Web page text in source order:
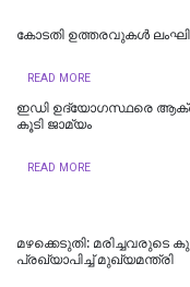
കോടതി ഉത്തരവുകൾ
READ MORE
ഇഡി ഉദ്യോഗസ്ഥരെ
കൂടി ജാമ്യം
READ MORE
മഴക്കെടുതി:
പ്രഖ്യാപിച്ച് മുഖ്യമന്ത്രി